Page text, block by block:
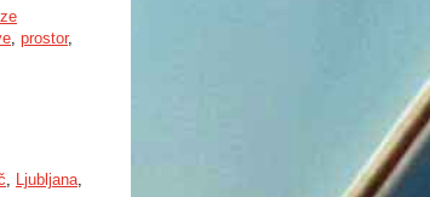
, prostor,
, Ljubljana,